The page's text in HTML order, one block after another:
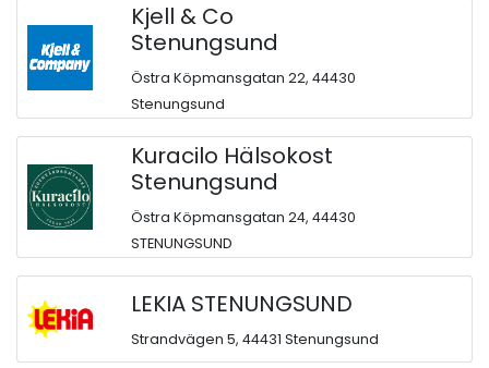
Kjell & Co
Stenungsund
Östra Köpmansgatan 22, 44430
Stenungsund
Kuracilo Hälsokost
Stenungsund
Östra Köpmansgatan 24, 44430
STENUNGSUND
LEKIA STENUNGSUND
Strandvägen 5, 44431 Stenungsund